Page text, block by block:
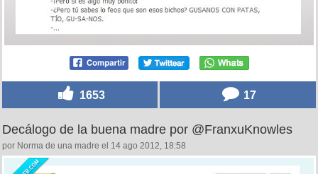
1653 17
Decálogo de la buena madre por @FranxuKnowles
por Norma de una madre el 14 ago 2012, 18:58